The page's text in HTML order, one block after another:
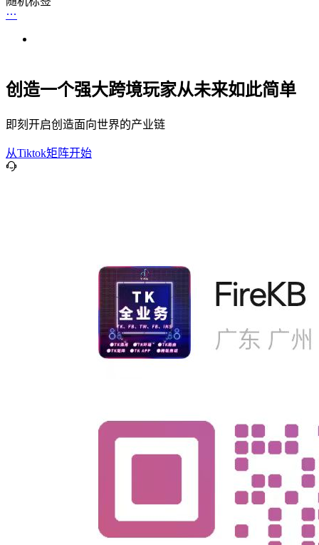
创造一个强大跨境玩家从未来如此简单
即刻开启创造面向世界的产业链
从Tiktok矩阵开始